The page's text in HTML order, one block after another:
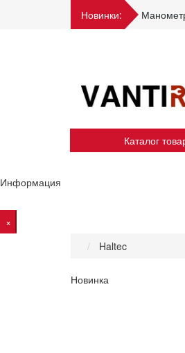
Новинки:
Каталог
Информация
×
Haltec
Новинка